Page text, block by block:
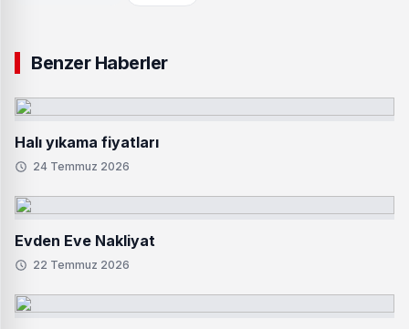
Benzer Haberler
Halı yıkama fiyatları
24 Temmuz 2026
Evden Eve Nakliyat
22 Temmuz 2026